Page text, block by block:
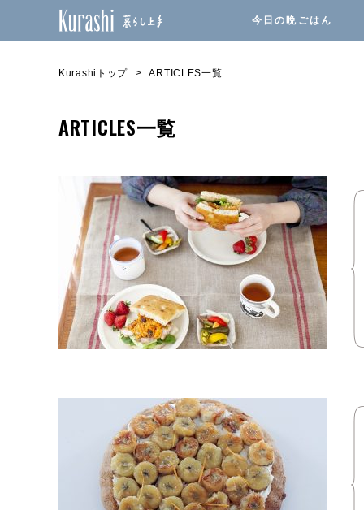
今日の晩ごはん
Kurashiトップ ARTICLES一覧
ARTICLES一覧